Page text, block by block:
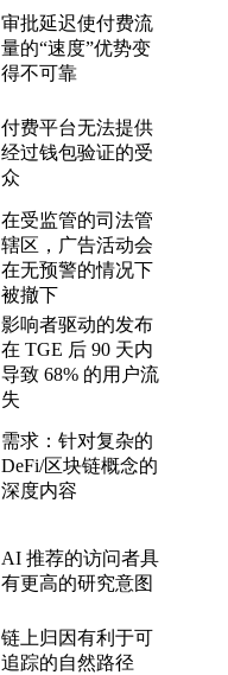
审批延迟使付费流
量的“速度”优势变
得不可靠
付费平台无法提供
经过钱包验证的受
众
在受监管的司法管
辖区，广告活动会
在无预警的情况下
被撤下
影响者驱动的发布
在 TGE 后 90 天内
导致 68% 的用户流
失
需求：针对复杂的
DeFi/区块链概念的
深度内容
AI 推荐的访问者具
有更高的研究意图
链上归因有利于可
追踪的自然路径